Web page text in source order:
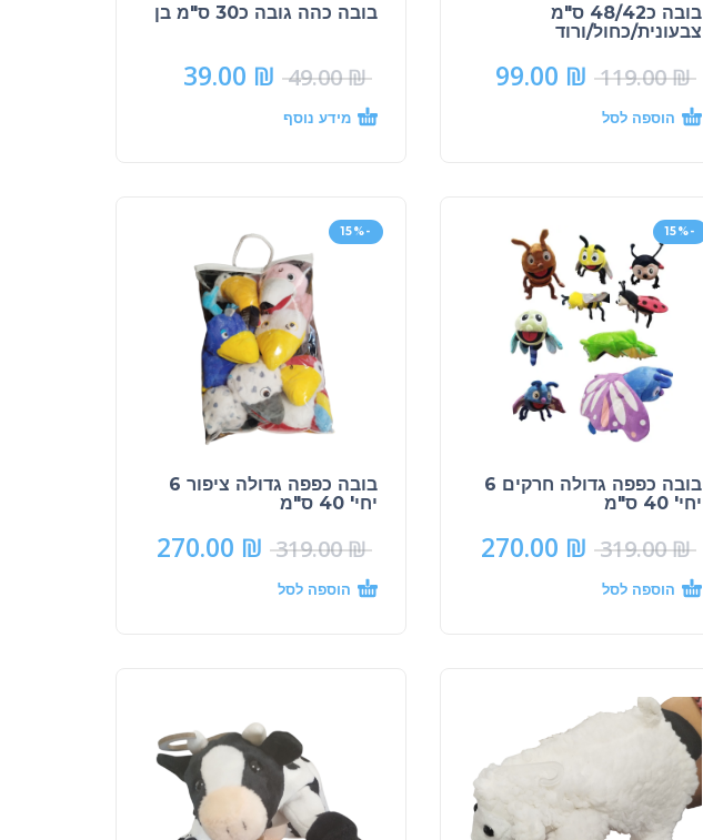
בובה כ48/42 ס"מ
צבעונית/כחול/ורוד
119.00₪
99.00 ₪
הוספה לסל
בובה כהה גובה כ30 ס"מ בן
49.00₪
39.00 ₪
מידע נוסף
-15%
בובה כפפה גדולה חרקים 6
יחי' 40 ס"מ
319.00₪
270.00 ₪
הוספה לסל
-15%
בובה כפפה גדולה ציפור 6
יחי' 40 ס"מ
319.00₪
270.00 ₪
הוספה לסל